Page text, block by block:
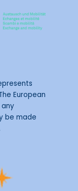
European
be made